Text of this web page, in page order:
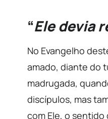
“Ele devia
No Evangelho
amado, diante do
madrugada,
discípulos, mas
com Ele, o sentido